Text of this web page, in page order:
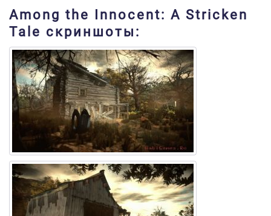
Among the Innocent: A Stricken
Tale скриншоты: